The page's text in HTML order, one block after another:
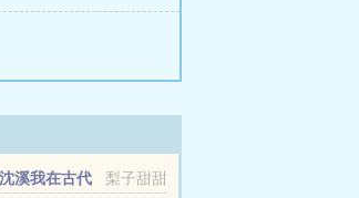
梨子甜甜
溪我在古代